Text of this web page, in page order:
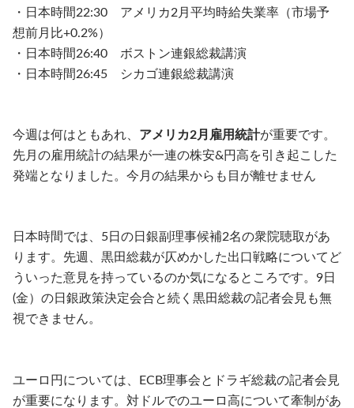
・日本時間22:30 アメリカ2月平均時給失業率（市場予
想前月比+0.2%）
・日本時間26:40 ボストン連銀総裁講演
・日本時間26:45 シカゴ連銀総裁講演
今週は何はともあれ、 アメリカ2月雇用統計が重要です。
先月の雇用統計の結果が一連の株安&円高を引き起こした
発端となりました。今月の結果からも目が離せません
日本時間では、5日の日銀副理事候補2名の衆院聴取があ
ります。先週、黒田総裁が仄めかした出口戦略についてど
ういった意見を持っているのか気になるところです。9日
(金）の日銀政策決定会合と続く黒田総裁の記者会見も無
視できません。
ユーロ円については、ECB理事会とドラギ総裁の記者会見
が重要になります。対ドルでのユーロ高について牽制があ